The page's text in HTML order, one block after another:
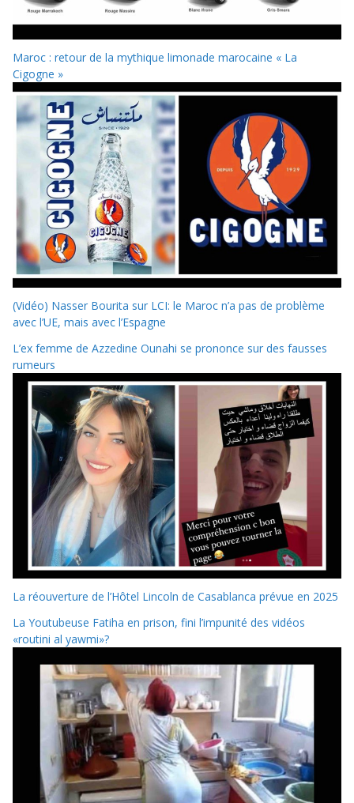
Maroc : retour de la mythique limonade marocaine « La
Cigogne »
(Vidéo) Nasser Bourita sur LCI: le Maroc n’a pas de problème
avec l’UE, mais avec l’Espagne
L’ex femme de Azzedine Ounahi se prononce sur des fausses
rumeurs
La réouverture de l’Hôtel Lincoln de Casablanca prévue en 2025
La Youtubeuse Fatiha en prison, fini l’impunité des vidéos
«routini al yawmi»?